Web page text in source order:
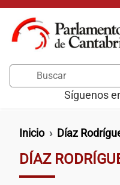
Pasar al contenido
Síguenos
Ruta de
Inicio Díaz
DÍAZ